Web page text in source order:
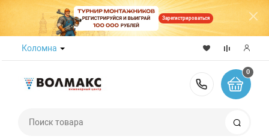
Зарегистрироваться
Коломна
8 (800)
0